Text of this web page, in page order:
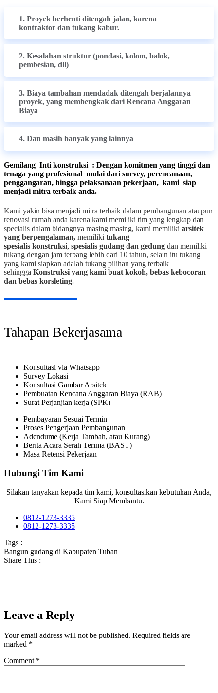
1. Proyek berhenti ditengah jalan, karena
kontraktor dan tukang kabur.
2. Kesalahan struktur (pondasi, kolom, balok,
pembesian, dll)
3. Biaya tambahan mendadak ditengah berjalannya
proyek, yang membengkak dari Rencana Anggaran
Biaya
4. Dan masih banyak yang lainnya
Gemilang Inti konstruksi : Dengan komitmen yang tinggi dan
tenaga yang profesional mulai dari survey, perencanaan,
penggangaran, hingga pelaksanaan pekerjaan, kami siap
menjadi mitra terbaik anda.
Kami yakin bisa menjadi mitra terbaik dalam pembangunan ataupun
renovasi rumah anda karena kami memiliki tim yang lengkap dan
specialis dalam bidangnya masing masing, kami memiliki arsitek
yang berpengalaman, memiliki tukang
spesialis konstruksi, spesialis gudang dan gedung dan memiliki
tukang dengan jam terbang lebih dari 10 tahun, selain itu tukang
yang kami siapkan adalah tukang pilihan yang terbaik
sehingga Konstruksi yang kami buat kokoh, bebas kebocoran
dan bebas korsleting.
Tahapan Bekerjasama
Konsultasi via Whatsapp
Survey Lokasi
Konsultasi Gambar Arsitek
Pembuatan Rencana Anggaran Biaya (RAB)
Surat Perjanjian kerja (SPK)
Pembayaran Sesuai Termin
Proses Pengerjaan Pembangunan
Adendume (Kerja Tambah, atau Kurang)
Berita Acara Serah Terima (BAST)
Masa Retensi Pekerjaan
Hubungi Tim Kami
Silakan tanyakan kepada tim kami, konsultasikan kebutuhan Anda,
Kami Siap Membantu.
0812-1273-3335
0812-1273-3335
Tags :
Bangun gudang di Kabupaten Tuban
Share This :
Leave a Reply
Your email address will not be published. Required fields are
marked *
Comment *